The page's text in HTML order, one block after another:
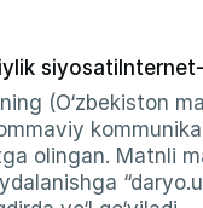
siyosati
(O‘zbekiston
olingan. Matnli